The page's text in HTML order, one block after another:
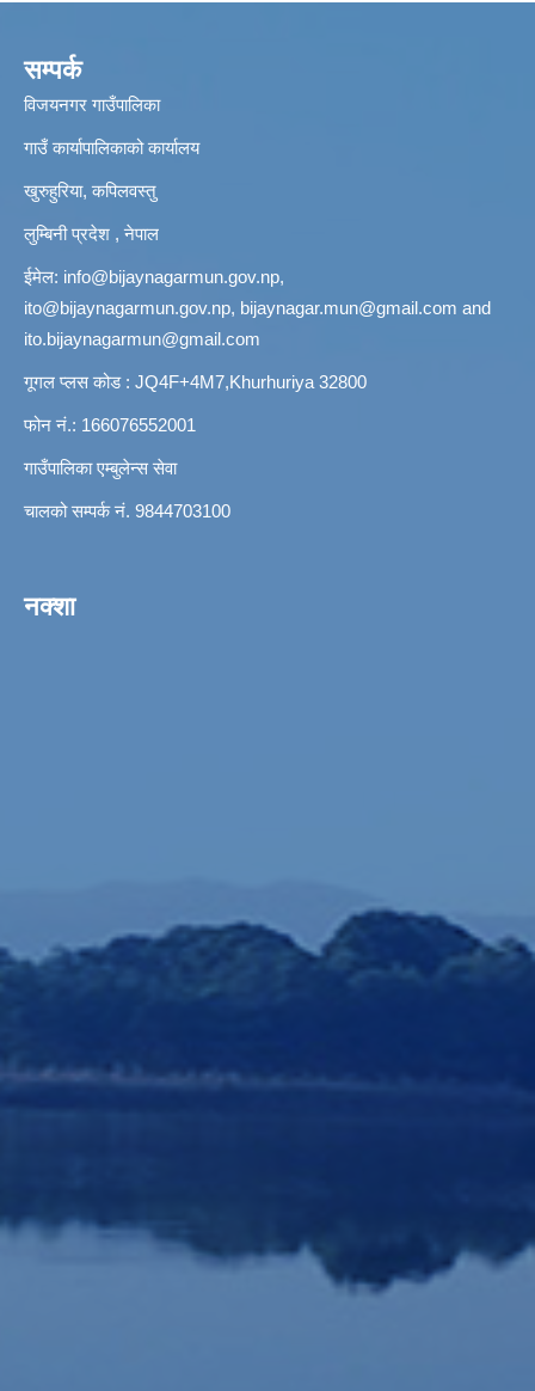
सम्पर्क
विजयनगर गाउँपालिका
गाउँ कार्यापालिकाको कार्यालय
खुरुहुरिया, कपिलवस्तु
लुम्बिनी प्रदेश , नेपाल
ईमेल: info@bijaynagarmun.gov.np,
ito@bijaynagarmun.gov.np, bijaynagar.mun@gmail.com and
ito.bijaynagarmun@gmail.com
गूगल प्लस कोड : JQ4F+4M7,Khurhuriya 32800
फोन नं.: 166076552001
गाउँपालिका एम्बुलेन्स सेवा
चालको सम्पर्क नं. 9844703100
नक्शा